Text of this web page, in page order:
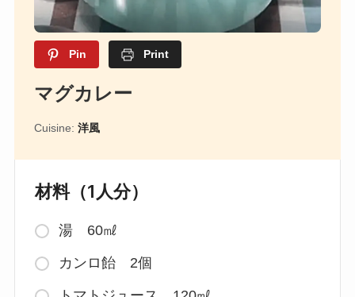
Pin Print
マグカレー
Cuisine: 洋風
材料（1人分）
湯 60㎖
カンロ飴 2個